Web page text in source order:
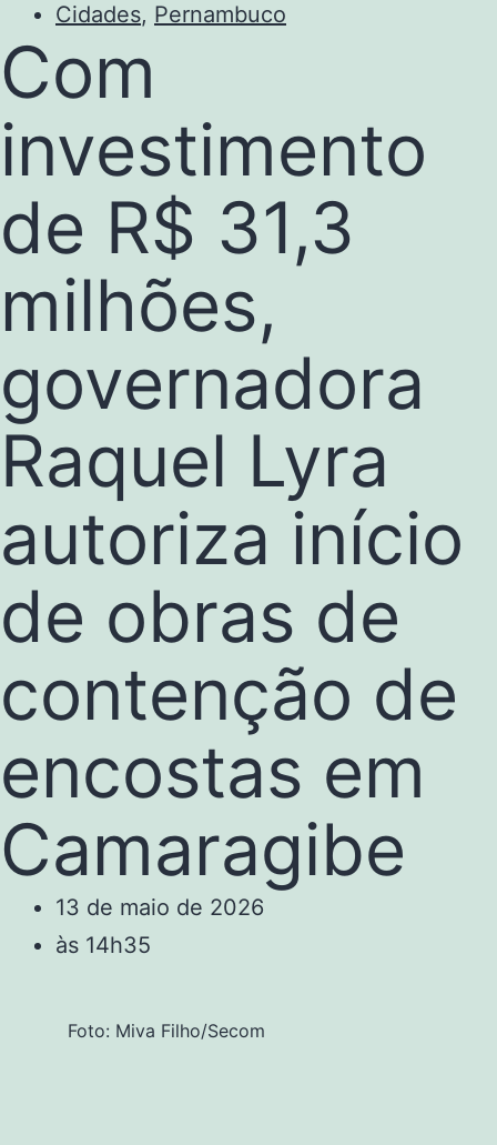
Cidades, Pernambuco
Com
investimento
de R$ 31,3
milhões,
governadora
Raquel Lyra
autoriza início
de obras de
contenção de
encostas em
Camaragibe
13 de maio de 2026
às 14h35
Foto: Miva Filho/Secom